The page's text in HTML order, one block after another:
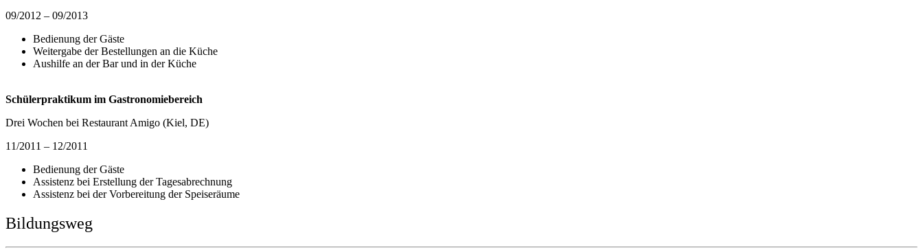
09/2012 – 09/2013
Bedienung der Gäste
Weitergabe der Bestellungen an die Küche
Aushilfe an der Bar und in der Küche
Schülerpraktikum im Gastronomiebereich
Drei Wochen bei Restaurant Amigo (Kiel, DE)
11/2011 – 12/2011
Bedienung der Gäste
Assistenz bei Erstellung der Tagesabrechnung
Assistenz bei der Vorbereitung der Speiseräume
Bildungsweg